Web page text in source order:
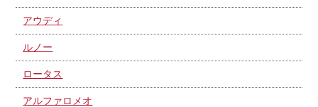
アウディ
ルノー
ロータス
アルファロメオ